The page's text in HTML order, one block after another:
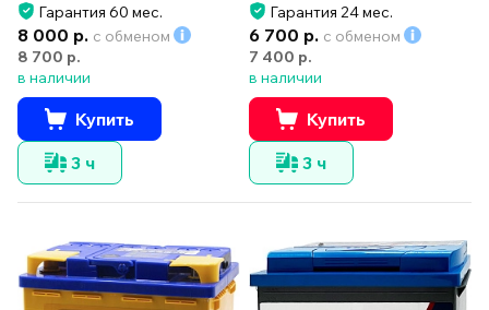
Гарантия 60 мес.
8 000 р. с обменом
8 700 р.
в наличии
Купить
3 ч
Гарантия 24 мес.
6 700 р. с обменом
7 400 р.
в наличии
Купить
3 ч